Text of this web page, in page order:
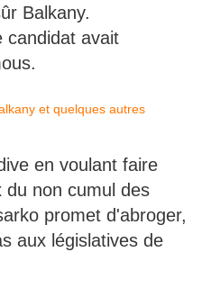
Balkany.
candidat avait
en voulant faire
du non cumul des
promet d'abroger,
aux législatives de